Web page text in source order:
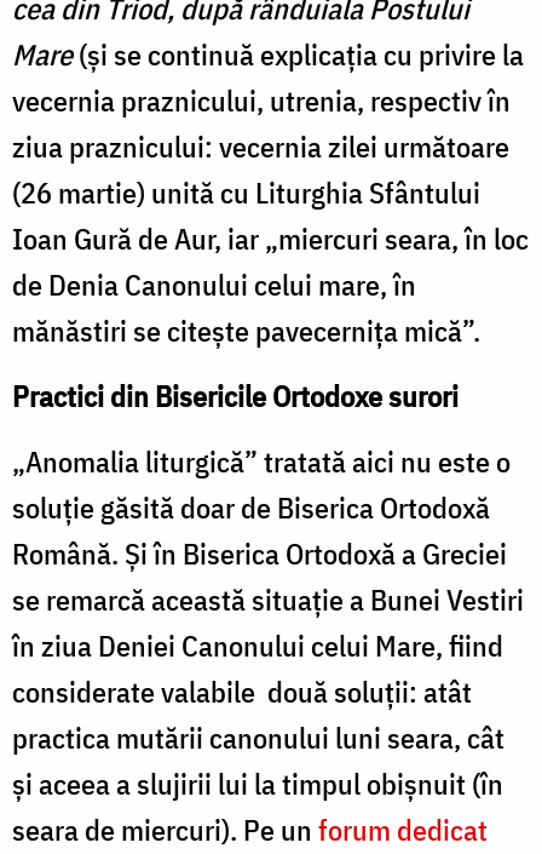
cea din Triod, după rânduiala Postului
Mare(și se continuă explicația cu privire la
vecernia praznicului, utrenia, respectiv în
ziua praznicului: vecernia zilei următoare
(26 martie) unită cu Liturghia Sfântului
Ioan Gură de Aur, iar „miercuri seara, în loc
de Denia Canonului celui mare, în
mănăstiri se citește pavecernița mică”.
Practici din Bisericile Ortodoxe surori
„Anomalia liturgică” tratată aici nu este o
soluție găsită doar de Biserica Ortodoxă
Română. Și în Biserica Ortodoxă a Greciei
se remarcă această situație a Bunei Vestiri
în ziua Deniei Canonului celui Mare, fiind
considerate valabile două soluții: atât
practica mutării canonului luni seara, cât
și aceea a slujirii lui la timpul obișnuit (în
seara de miercuri). Pe un forum dedicat